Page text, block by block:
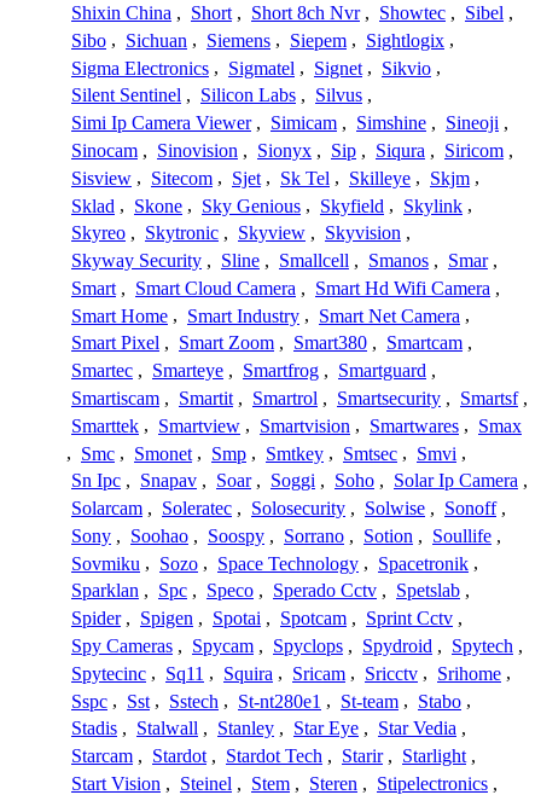
Shixin China , Short , Short 8ch Nvr , Showtec , Sibel ,
Sibo , Sichuan , Siemens , Siepem , Sightlogix ,
Sigma Electronics , Sigmatel , Signet , Sikvio ,
Silent Sentinel , Silicon Labs , Silvus ,
Simi Ip Camera Viewer , Simicam , Simshine , Sineoji ,
Sinocam , Sinovision , Sionyx , Sip , Siqura , Siricom ,
Sisview , Sitecom , Sjet , Sk Tel , Skilleye , Skjm ,
Sklad , Skone , Sky Genious , Skyfield , Skylink ,
Skyreo , Skytronic , Skyview , Skyvision ,
Skyway Security , Sline , Smallcell , Smanos , Smar ,
Smart , Smart Cloud Camera , Smart Hd Wifi Camera ,
Smart Home , Smart Industry , Smart Net Camera ,
Smart Pixel , Smart Zoom , Smart380 , Smartcam ,
Smartec , Smarteye , Smartfrog , Smartguard ,
Smartiscam , Smartit , Smartrol , Smartsecurity , Smartsf ,
Smarttek , Smartview , Smartvision , Smartwares , Smax
, Smc , Smonet , Smp , Smtkey , Smtsec , Smvi ,
Sn Ipc , Snapav , Soar , Soggi , Soho , Solar Ip Camera ,
Solarcam , Soleratec , Solosecurity , Solwise , Sonoff ,
Sony , Soohao , Soospy , Sorrano , Sotion , Soullife ,
Sovmiku , Sozo , Space Technology , Spacetronik ,
Sparklan , Spc , Speco , Sperado Cctv , Spetslab ,
Spider , Spigen , Spotai , Spotcam , Sprint Cctv ,
Spy Cameras , Spycam , Spyclops , Spydroid , Spytech ,
Spytecinc , Sq11 , Squira , Sricam , Sricctv , Srihome ,
Sspc , Sst , Sstech , St-nt280e1 , St-team , Stabo ,
Stadis , Stalwall , Stanley , Star Eye , Star Vedia ,
Starcam , Stardot , Stardot Tech , Starir , Starlight ,
Start Vision , Steinel , Stem , Steren , Stipelectronics ,